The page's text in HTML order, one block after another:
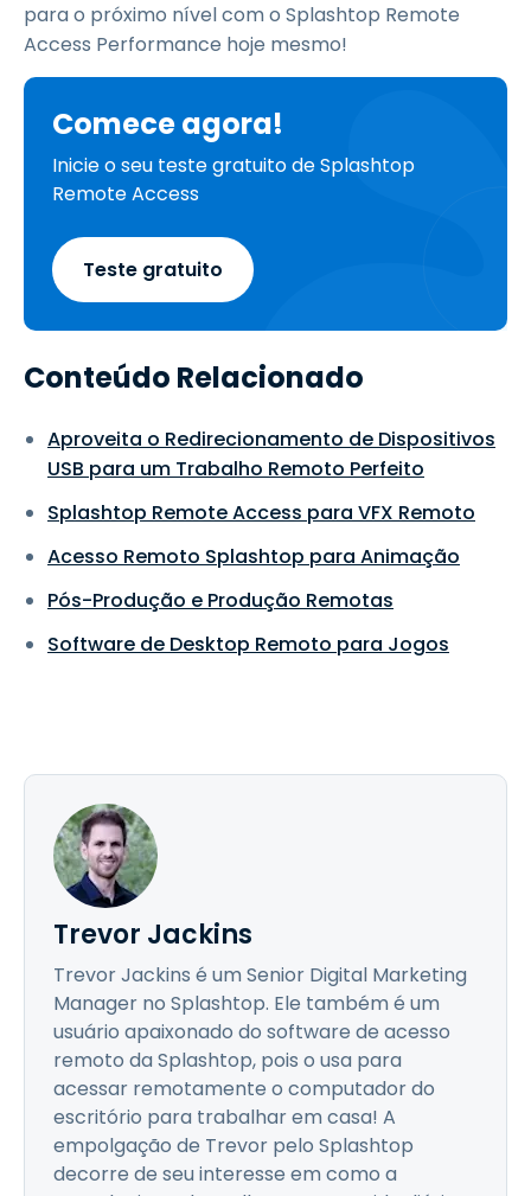
para o próximo nível com o Splashtop Remote
Access Performance hoje mesmo!
Comece agora!
Inicie o seu teste gratuito de Splashtop
Remote Access
Teste gratuito
Conteúdo Relacionado
Aproveita o Redirecionamento de Dispositivos
USB para um Trabalho Remoto Perfeito
Splashtop Remote Access para VFX Remoto
Acesso Remoto Splashtop para Animação
Pós-Produção e Produção Remotas
Software de Desktop Remoto para Jogos
Trevor Jackins
Trevor Jackins é um Senior Digital Marketing
Manager no Splashtop. Ele também é um
usuário apaixonado do software de acesso
remoto da Splashtop, pois o usa para
acessar remotamente o computador do
escritório para trabalhar em casa! A
empolgação de Trevor pelo Splashtop
decorre de seu interesse em como a